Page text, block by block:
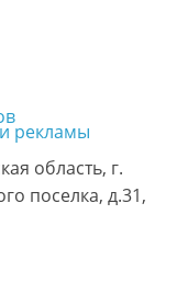
рекламы
область, г.
поселка, д.31,